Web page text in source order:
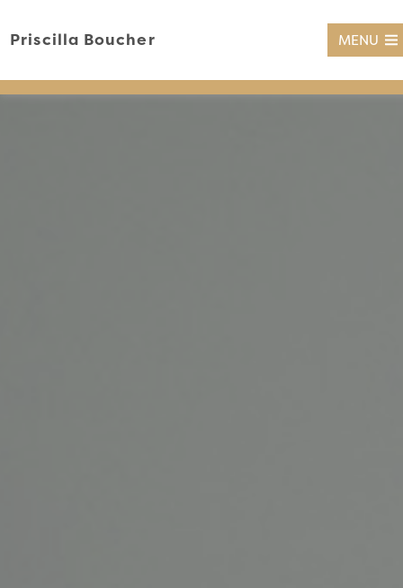
Priscilla Boucher MENU